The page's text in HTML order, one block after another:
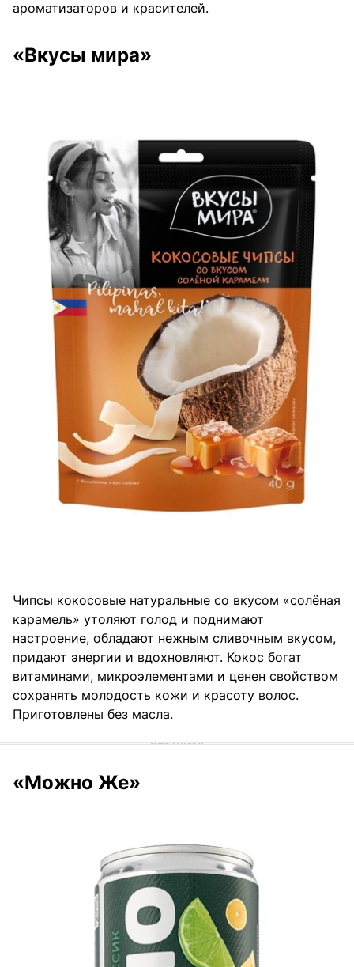
ароматизаторов и красителей.
«Вкусы мира»
Чипсы кокосовые натуральные со вкусом «солёная
карамель» утоляют голод и поднимают
настроение, обладают нежным сливочным вкусом,
придают энергии и вдохновляют. Кокос богат
витаминами, микроэлементами и ценен свойством
сохранять молодость кожи и красоту волос.
Приготовлены без масла.
«Можно Же»